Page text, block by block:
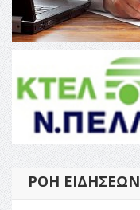
ΡΟΉ ΕΙΔΉΣΕΩΝ